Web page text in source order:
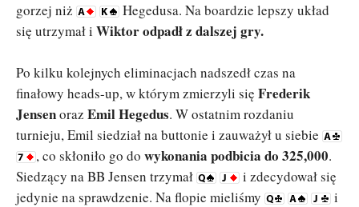
gorzej niż
Hegedusa. Na boardzie lepszy układ
się utrzymał i Wiktor odpadł z dalszej gry.
Po kilku kolejnych eliminacjach nadszedł czas na
finałowy heads-up, w którym zmierzyli się Frederik
Jensenoraz Emil Hegedus. W ostatnim rozdaniu
turnieju, Emil siedział na buttonie i zauważył u siebie
, co skłoniło go do wykonania podbicia do 325,000.
Siedzący na BB Jensen trzymał
i zdecydował się
jedynie na sprawdzenie. Na flopie mieliśmy
i